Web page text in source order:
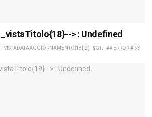
> : Undefined
&GT; : ## ERROR # 53